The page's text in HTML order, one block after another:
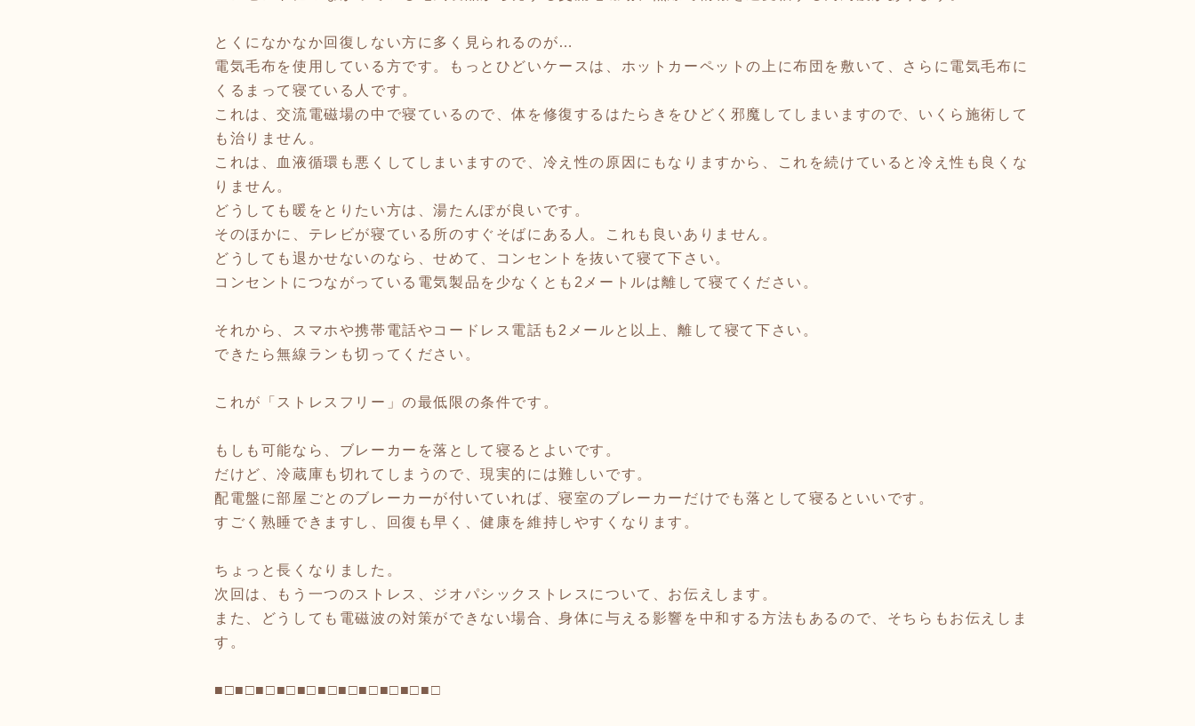
とくになかなか回復しない方に多く見られるのが…
電気毛布を使用している方です。もっとひどいケースは、ホットカーペットの上に布団を敷いて、さらに電気毛布に
くるまって寝ている人です。
これは、交流電磁場の中で寝ているので、体を修復するはたらきをひどく邪魔してしまいますので、いくら施術して
も治りません。
これは、血液循環も悪くしてしまいますので、冷え性の原因にもなりますから、これを続けていると冷え性も良くな
りません。
どうしても暖をとりたい方は、湯たんぽが良いです。
そのほかに、テレビが寝ている所のすぐそばにある人。これも良いありません。
どうしても退かせないのなら、せめて、コンセントを抜いて寝て下さい。
コンセントにつながっている電気製品を少なくとも2メートルは離して寝てください。
それから、スマホや携帯電話やコードレス電話も2メールと以上、離して寝て下さい。
できたら無線ランも切ってください。
これが「ストレスフリー」の最低限の条件です。
もしも可能なら、ブレーカーを落として寝るとよいです。
だけど、冷蔵庫も切れてしまうので、現実的には難しいです。
配電盤に部屋ごとのブレーカーが付いていれば、寝室のブレーカーだけでも落として寝るといいです。
すごく熟睡できますし、回復も早く、健康を維持しやすくなります。
ちょっと長くなりました。
次回は、もう一つのストレス、ジオパシックストレスについて、お伝えします。
また、どうしても電磁波の対策ができない場合、身体に与える影響を中和する方法もあるので、そちらもお伝えしま
す。
■□■□■□■□■□■□■□■□■□■□■□